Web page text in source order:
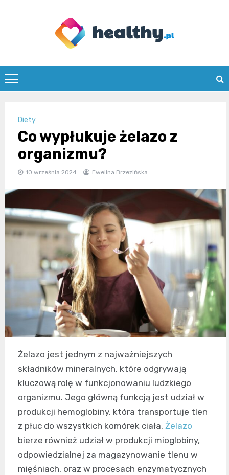
healthy.pl
Diety
Co wypłukuje żelazo z
organizmu?
10 września 2024 Ewelina Brzezińska
Żelazo jest jednym z najważniejszych
składników mineralnych, które odgrywają
kluczową rolę w funkcjonowaniu ludzkiego
organizmu. Jego główną funkcją jest udział w
produkcji hemoglobiny, która transportuje tlen
z płuc do wszystkich komórek ciała. Żelazo
bierze również udział w produkcji mioglobiny,
odpowiedzialnej za magazynowanie tlenu w
mięśniach, oraz w procesach enzymatycznych